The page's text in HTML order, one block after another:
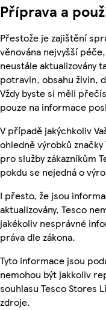
Příprava a
Přestože je zajištění
věnována nejvyšší
neustále aktualizovány
potravin, obsahu živin,
Vždy byste si měli
pouze na informace
V případě jakýchkoliv
ohledně výrobků
pro služby zákazníkům
pokdu se nejedná o
I přesto, že jsou
aktualizovány, Tesco
jakékoliv nesprávné
práva dle zákona.
Tyto informace jsou
nemohou být jakkoliv
souhlasu Tesco Stores
zdroje.